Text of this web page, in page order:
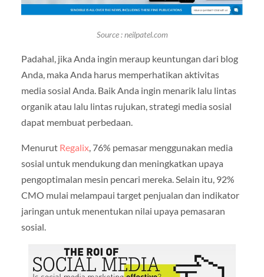
Source : neilpatel.com
Padahal, jika Anda ingin meraup keuntungan dari blog
Anda, maka Anda harus memperhatikan aktivitas
media sosial Anda. Baik Anda ingin menarik lalu lintas
organik atau lalu lintas rujukan, strategi media sosial
dapat membuat perbedaan.
Menurut Regalix, 76% pemasar menggunakan media
sosial untuk mendukung dan meningkatkan upaya
pengoptimalan mesin pencari mereka. Selain itu, 92%
CMO mulai melampaui target penjualan dan indikator
jaringan untuk menentukan nilai upaya pemasaran
sosial.